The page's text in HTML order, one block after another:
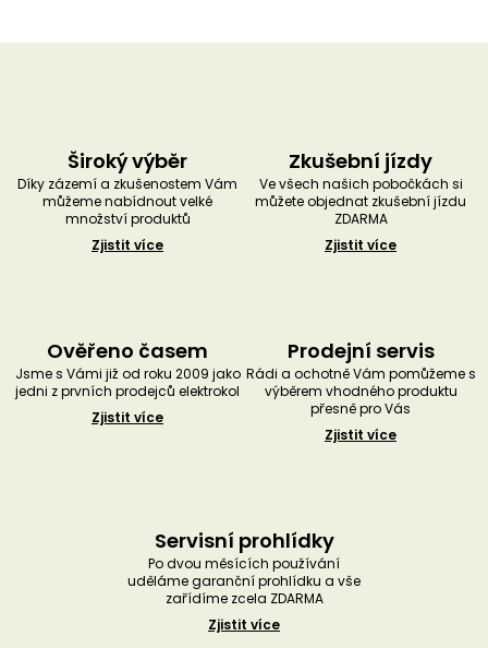
Široký výběr
Díky zázemí a zkušenostem Vám
můžeme nabídnout velké
množství produktů
Zjistit více
Zkušební jízdy
Ve všech našich pobočkách si
můžete objednat zkušební jízdu
ZDARMA
Zjistit více
Ověřeno časem
Jsme s Vámi již od roku 2009 jako
jedni z prvních prodejců elektrokol
Zjistit více
Prodejní servis
Rádi a ochotně Vám pomůžeme s
výběrem vhodného produktu
přesně pro Vás
Zjistit více
Servisní prohlídky
Po dvou měsících používání
uděláme garanční prohlídku a vše
zařídíme zcela ZDARMA
Zjistit více